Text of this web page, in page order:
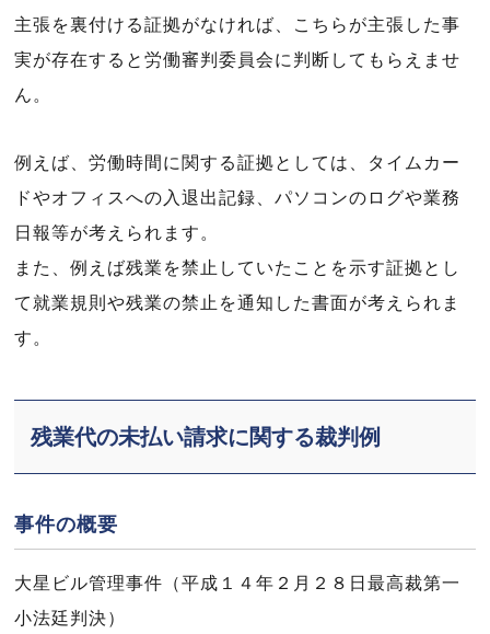
主張を裏付ける証拠がなければ、こちらが主張した事
実が存在すると労働審判委員会に判断してもらえませ
ん。
例えば、労働時間に関する証拠としては、タイムカー
ドやオフィスへの入退出記録、パソコンのログや業務
日報等が考えられます。
また、例えば残業を禁止していたことを示す証拠とし
て就業規則や残業の禁止を通知した書面が考えられま
す。
残業代の未払い請求に関する裁判例
事件の概要
大星ビル管理事件（平成１４年２月２８日最高裁第一
小法廷判決）